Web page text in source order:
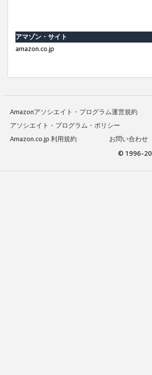
アマゾン・サイト
amazon.co.jp
Amazonアソシエイト・プログラム運営規約
アソシエイト・プログラム・ポリシー
Amazon.co.jp 利用規約
お問い合わせ
© 1996-